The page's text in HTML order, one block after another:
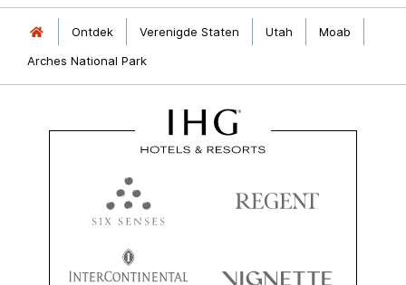
Ontdek Verenigde Staten Utah
Moab
Arches National Park